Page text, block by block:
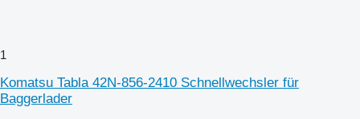
1
Komatsu Tabla 42N-856-2410 Schnellwechsler für
Baggerlader